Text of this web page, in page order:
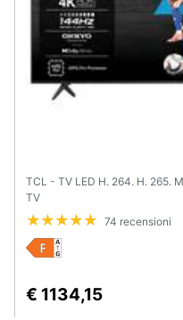
TCL - TV LED H. 264. H. 265.
TV
74 recensioni
€ 1134,15